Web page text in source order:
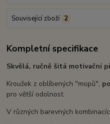
Související zboží 2
Kompletní specifikace
Skvělá, ručně šitá motivační
Kroužek z oblíbených "mopů",
pro větší odolnost.
V různých barevných